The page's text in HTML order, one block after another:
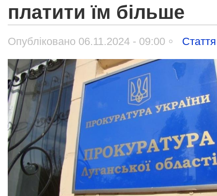
платити їм більше
Опубліковано 06.11.2024 - 09:00 Стаття